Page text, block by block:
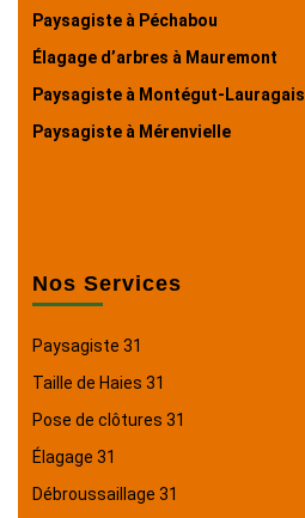
Paysagiste à Péchabou
Élagage d’arbres à Mauremont
Paysagiste à Montégut-Lauragais
Paysagiste à Mérenvielle
Nos Services
Paysagiste 31
Taille de Haies 31
Pose de clôtures 31
Élagage 31
Débroussaillage 31